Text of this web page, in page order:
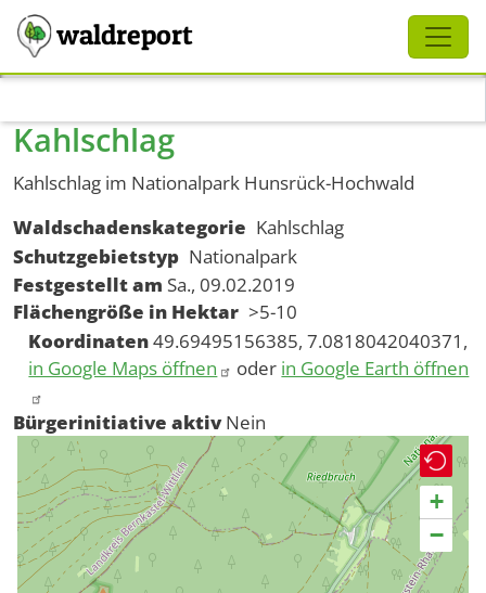
waldreport
Kahlschlag
Kahlschlag im Nationalpark Hunsrück-Hochwald
Waldschadenskategorie Kahlschlag
Schutzgebietstyp Nationalpark
Festgestellt am Sa., 09.02.2019
Flächengröße in Hektar >5-10
Koordinaten49.69495156385, 7.0818042040371,
in Google Maps öffnen
oder in Google Earth öffnen
Bürgerinitiative aktiv Nein
+
−
Schliessen